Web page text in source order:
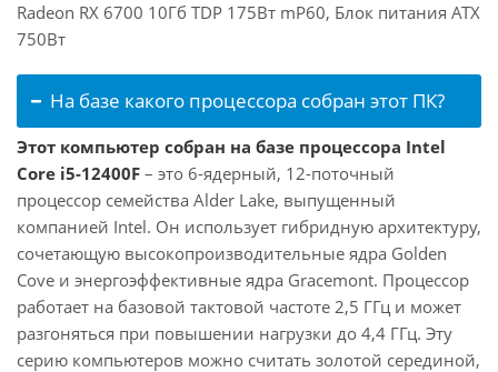
Radeon RX 6700 10Гб TDP 175Вт mP60, Блок питания ATX
750Вт
На базе какого процессора собран этот ПК?
Этот компьютер собран на базе процессора Intel
Core i5-12400F – это 6-ядерный, 12-поточный
процессор семейства Alder Lake, выпущенный
компанией Intel. Он использует гибридную архитектуру,
сочетающую высокопроизводительные ядра Golden
Cove и энергоэффективные ядра Gracemont. Процессор
работает на базовой тактовой частоте 2,5 ГГц и может
разгоняться при повышении нагрузки до 4,4 ГГц. Эту
серию компьютеров можно считать золотой серединой,